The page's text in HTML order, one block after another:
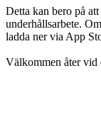
Detta kan bero på
underhållsarbete.
ladda ner via App
Välkommen åter vid